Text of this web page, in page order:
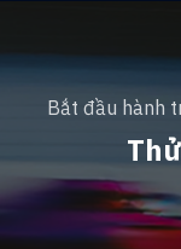
Bắt đầu hành